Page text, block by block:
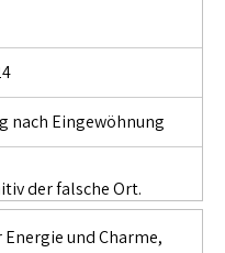
nach Eingewöhnung
der falsche Ort.
und Charme,